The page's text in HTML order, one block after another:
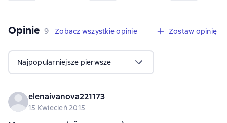
Opinie 9 opinie
9 Zobacz wszystkie opinie Zostaw opinię
Najpopularniejsze pierwsze
elenaivanova221173
15 Kwiecień 2015